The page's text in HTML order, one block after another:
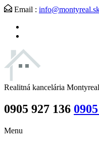
Email :
Realitná kancelária Montyreal
0905 927 136
Menu